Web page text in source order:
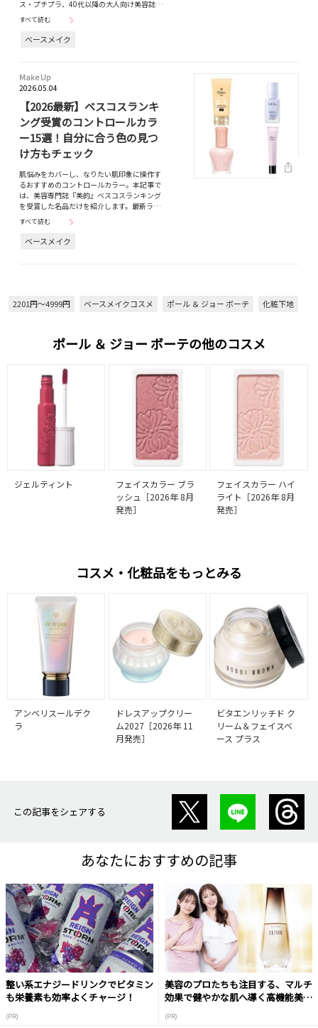
ス・プチプラ、40代以降の大人向け美容誌…
すべて読む
ベースメイク
Make Up
2026.05.04
【2026最新】ベスコスランキ
ング受賞のコントロールカラ
ー15選！自分に合う色の見つ
け方もチェック
肌悩みをカバーし、なりたい肌印象に操作す
るおすすめのコントロールカラー。本記事で
は、美容専門誌『美的』ベスコスランキング
を受賞した名品だけを紹介します。最新ラ…
すべて読む
ベースメイク
2201円～4999円 ベースメイクコスメ ポール ＆ ジョー ボーテ 化粧下地
ポール ＆ ジョー ボーテの他のコスメ
ジェルティント
フェイスカラー ブラ
ッシュ［2026年 8月
発売］
フェイスカラー ハイ
ライト［2026年 8月
発売］
コスメ・化粧品をもっとみる
アンベリスールデク
ラ
ドレスアップクリー
ム2027［2026年 11
月発売］
ビタエンリッチド ク
リーム＆フェイスベ
ース プラス
この記事をシェアする
あなたにおすすめの記事
整い系エナジードリンクでビタミン
も栄養素も効率よくチャージ！
(PR)
美容のプロたちも注目する、マルチ
効果で健やかな肌へ導く高機能美容
(PR)